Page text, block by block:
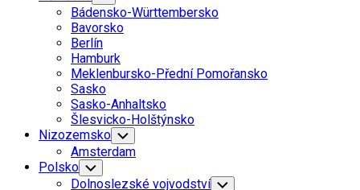
Child
Menu
Bádensko-Württembersko
Bavorsko
Berlín
Hamburk
Meklenbursko-Přední Pomořansko
Sasko
Sasko-Anhaltsko
Šlesvicko-Holštýnsko
Nizozemsko Toggle
Child
Menu
Amsterdam
Polsko Toggle
Child
Dolnoslezské vojvodství Toggle